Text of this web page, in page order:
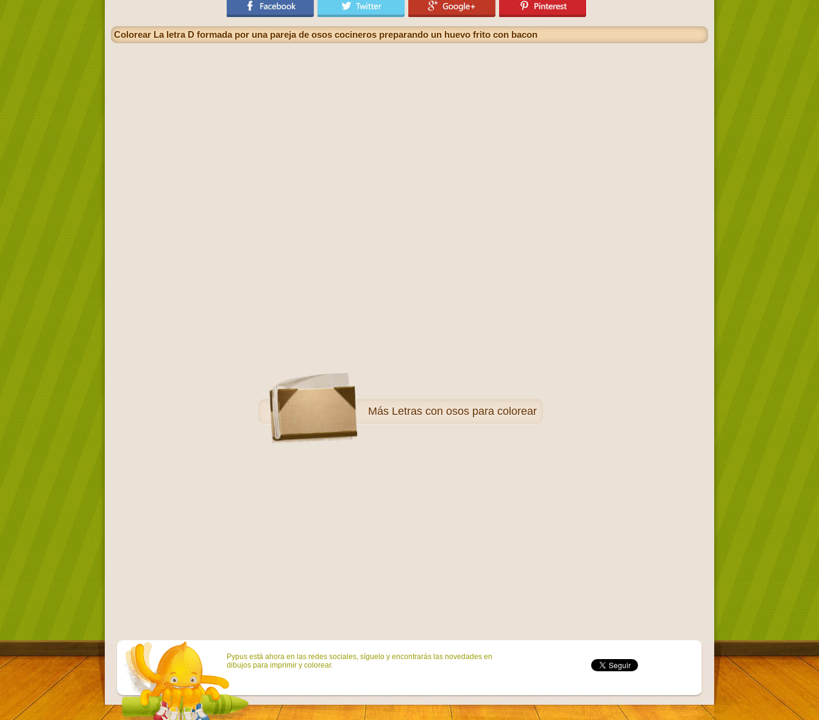
Colorear La letra D formada por una pareja de osos cocineros preparando un huevo frito con bacon
Más Letras con osos para colorear
Pypus está ahora en las redes sociales, síguelo y encontrarás las novedades en
dibujos para imprimir y colorear.